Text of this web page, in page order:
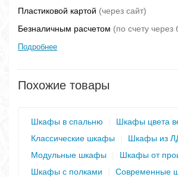
Пластиковой картой (через сайт)
Безналичным расчетом (по счету через
Подробнее
Похожие товары
Шкафы в спальню Шкафы цвета
Классические шкафы
Шкафы из
Модульные шкафы
Шкафы от
Шкафы с полками
Современные